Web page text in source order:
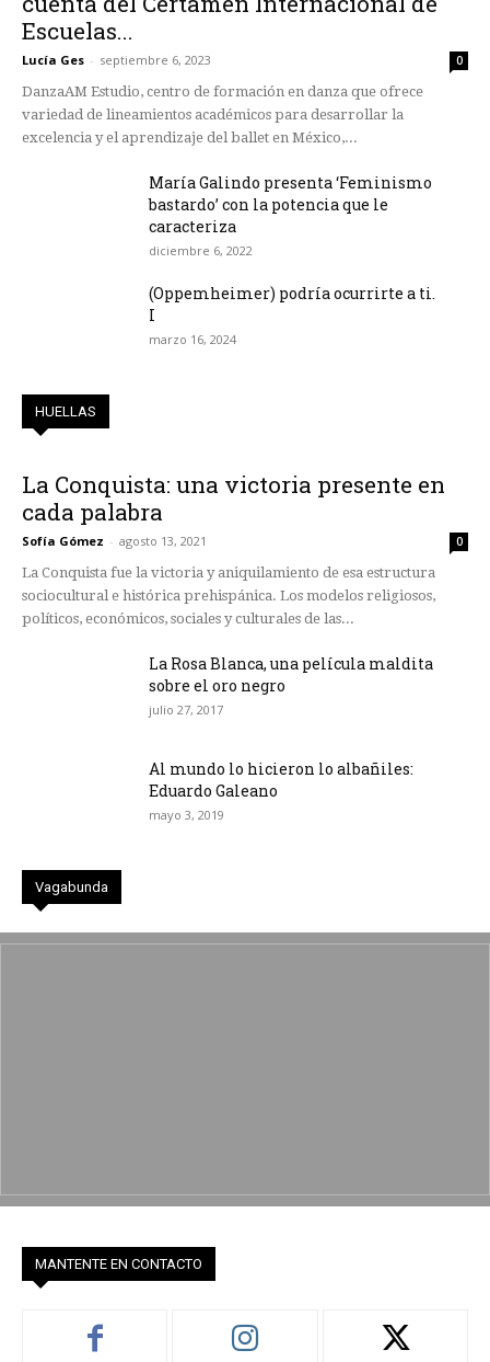
Escuelas...
Lucía Ges - septiembre 6, 2023 0
DanzaAM Estudio, centro de formación en danza que ofrece
variedad de lineamientos académicos para desarrollar la
excelencia y el aprendizaje del ballet en México,...
María Galindo presenta ‘Feminismo
bastardo’ con la potencia que le
caracteriza
diciembre 6, 2022
(Oppemheimer) podría ocurrirte a ti.
I
marzo 16, 2024
HUELLAS
La Conquista: una victoria presente en
cada palabra
Sofía Gómez - agosto 13, 2021 0
La Conquista fue la victoria y aniquilamiento de esa estructura
sociocultural e histórica prehispánica. Los modelos religiosos,
políticos, económicos, sociales y culturales de las...
La Rosa Blanca, una película maldita
sobre el oro negro
julio 27, 2017
Al mundo lo hicieron lo albañiles:
Eduardo Galeano
mayo 3, 2019
Vagabunda
MANTENTE EN CONTACTO